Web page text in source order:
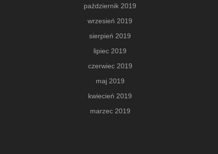
październik 2019
wrzesień 2019
sierpień 2019
lipiec 2019
czerwiec 2019
maj 2019
kwiecień 2019
marzec 2019